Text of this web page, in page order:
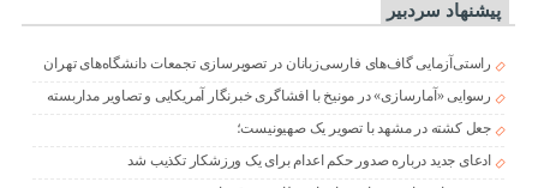
پیشنهاد سردبیر
راستی‌آزمایی گاف‌های فارسی‌زبانان در تصویرسازی تجمعات دانشگاه‌های تهران
رسوایی «آمارسازی» در مونیخ با افشاگری خبرنگار آمریکایی و تصاویر مداربسته
جعل کشته در مشهد با تصویر یک صهیونیست؛
ادعای جدید درباره صدور حکم اعدام برای یک ورزشکار تکذیب شد